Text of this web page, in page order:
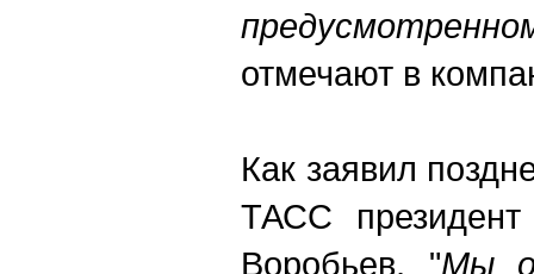
отмечают в
Как заявил
ТАСС
Воробьев, "Мы